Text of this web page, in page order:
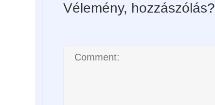
Vélemény, hozzászólás?